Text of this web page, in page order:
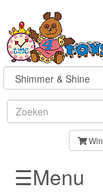
Sylvanian
Families
Aquabeads
☰Menu